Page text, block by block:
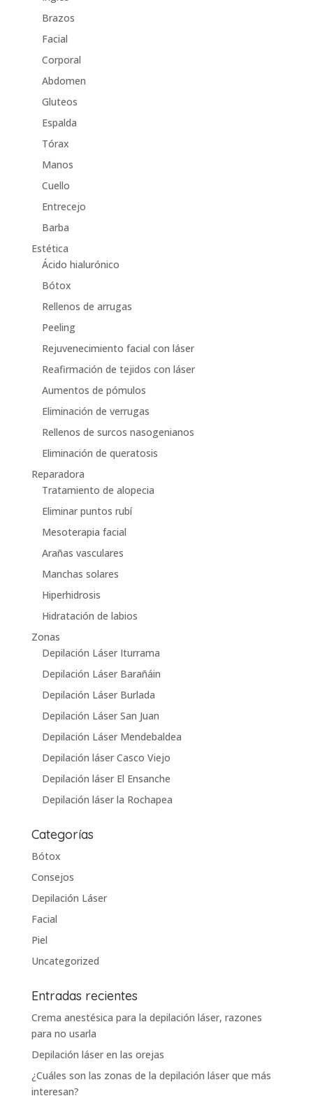
Brazos
Facial
Corporal
Abdomen
Gluteos
Espalda
Tórax
Manos
Cuello
Entrecejo
Barba
Estética
Ácido hialurónico
Bótox
Rellenos de arrugas
Peeling
Rejuvenecimiento facial con láser
Reafirmación de tejidos con láser
Aumentos de pómulos
Eliminación de verrugas
Rellenos de surcos nasogenianos
Eliminación de queratosis
Reparadora
Tratamiento de alopecia
Eliminar puntos rubí
Mesoterapia facial
Arañas vasculares
Manchas solares
Hiperhidrosis
Hidratación de labios
Zonas
Depilación Láser Iturrama
Depilación Láser Barañáin
Depilación Láser Burlada
Depilación Láser San Juan
Depilación Láser Mendebaldea
Depilación láser Casco Viejo
Depilación láser El Ensanche
Depilación láser la Rochapea
Categorías
Bótox
Consejos
Depilación Láser
Facial
Piel
Uncategorized
Entradas recientes
Crema anestésica para la depilación láser, razones
para no usarla
Depilación láser en las orejas
¿Cuáles son las zonas de la depilación láser que más
interesan?